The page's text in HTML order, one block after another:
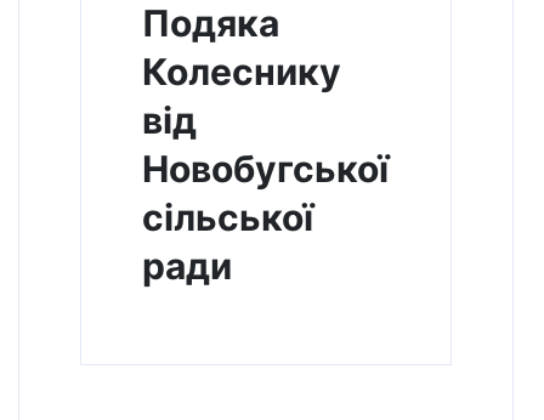
Подяка
Колеснику
від
Новобугської
сільської
ради